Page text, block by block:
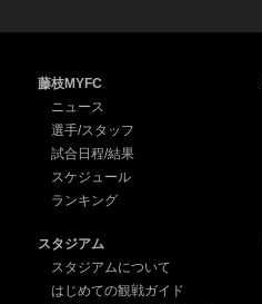
藤枝MYFC
ニュース
選手/スタッフ
試合日程/結果
スケジュール
ランキング
スタジアム
スタジアムについて
はじめての観戦ガイド